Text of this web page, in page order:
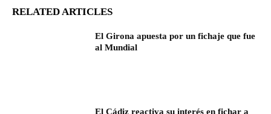
RELATED ARTICLES
El Girona apuesta por un fichaje que fue
al Mundial
El Cádiz reactiva su interés en fichar a